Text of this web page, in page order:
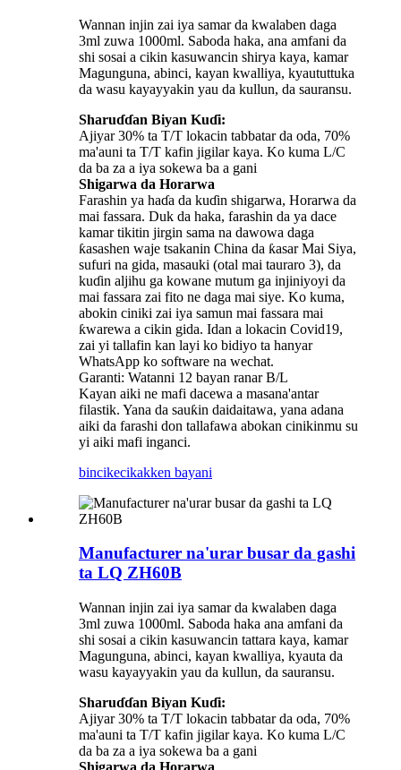
Wannan injin zai iya samar da kwalaben daga
3ml zuwa 1000ml. Saboda haka, ana amfani da
shi sosai a cikin kasuwancin shirya kaya, kamar
Magunguna, abinci, kayan kwalliya, kyaututtuka
da wasu kayayyakin yau da kullun, da sauransu.
Sharuɗɗan Biyan Kuɗi:
Ajiyar 30% ta T/T lokacin tabbatar da oda, 70%
ma'auni ta T/T kafin jigilar kaya. Ko kuma L/C
da ba za a iya sokewa ba a gani
Shigarwa da Horarwa
Farashin ya haɗa da kuɗin shigarwa, Horarwa da
mai fassara. Duk da haka, farashin da ya dace
kamar tikitin jirgin sama na dawowa daga
ƙasashen waje tsakanin China da ƙasar Mai Siya,
sufuri na gida, masauki (otal mai tauraro 3), da
kuɗin aljihu ga kowane mutum ga injiniyoyi da
mai fassara zai fito ne daga mai siye. Ko kuma,
abokin ciniki zai iya samun mai fassara mai
ƙwarewa a cikin gida. Idan a lokacin Covid19,
zai yi tallafin kan layi ko bidiyo ta hanyar
WhatsApp ko software na wechat.
Garanti: Watanni 12 bayan ranar B/L
Kayan aiki ne mafi dacewa a masana'antar
filastik. Yana da sauƙin daidaitawa, yana adana
aiki da farashi don tallafawa abokan cinikinmu su
yi aiki mafi inganci.
bincikecikakken bayani
Manufacturer na'urar busar da gashi
ta LQ ZH60B
Wannan injin zai iya samar da kwalaben daga
3ml zuwa 1000ml. Saboda haka ana amfani da
shi sosai a cikin kasuwancin tattara kaya, kamar
Magunguna, abinci, kayan kwalliya, kyauta da
wasu kayayyakin yau da kullun, da sauransu.
Sharuɗɗan Biyan Kuɗi:
Ajiyar 30% ta T/T lokacin tabbatar da oda, 70%
ma'auni ta T/T kafin jigilar kaya. Ko kuma L/C
da ba za a iya sokewa ba a gani
Shigarwa da Horarwa